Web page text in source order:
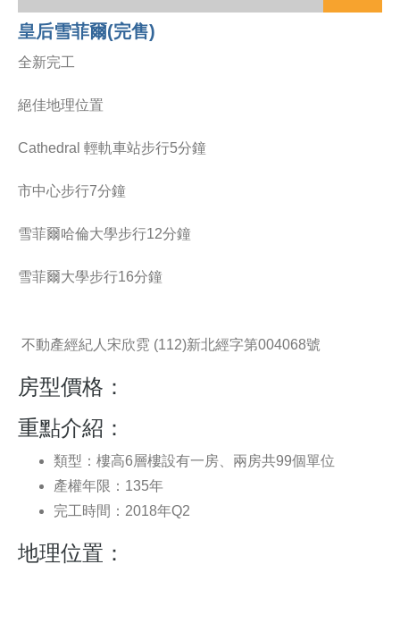
皇后雪菲爾(完售)
全新完工
絕佳地理位置
Cathedral 輕軌車站步行5分鐘
市中心步行7分鐘
雪菲爾哈倫大學步行12分鐘
雪菲爾大學步行16分鐘
不動產經紀人宋欣霓 (112)新北經字第004068號
房型價格：
重點介紹：
類型：樓高6層樓設有一房、兩房共99個單位
產權年限：135年
完工時間：2018年Q2
地理位置：